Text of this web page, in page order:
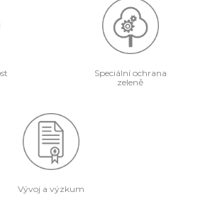
Speciální ochrana
zeleně
Vývoj a výzkum